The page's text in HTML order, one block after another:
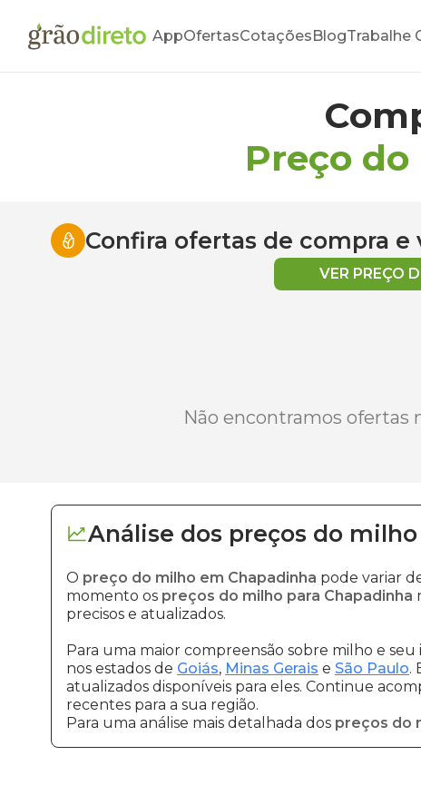
AppOfertasCotaçõesBlogTrabalhe
Preço
Confira ofertas de compra e
VER PREÇO
Não encontramos ofertas
Análise dos preços do milho
O preço do milho em Chapadinha pode variar
momento os preços do milho para Chapadinha
precisos e atualizados.
Para uma maior compreensão sobre milho e
nos estados de Goiás, Minas Gerais e São Paulo.
atualizados disponíveis para eles. Continue
recentes para a sua região.
Para uma análise mais detalhada dos preços do